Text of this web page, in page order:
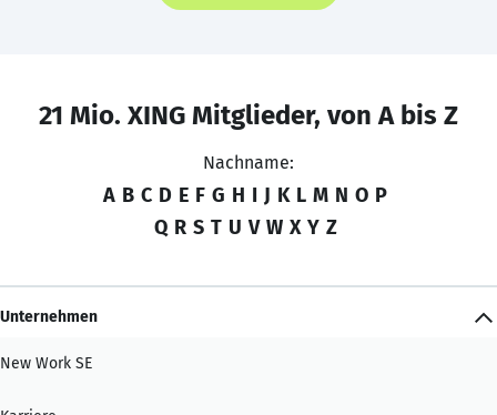
21 Mio. XING Mitglieder, von A bis Z
Nachname:
A B C D E F G H I J K L M N O P
Q R S T U V W X Y Z
Unternehmen
New Work SE